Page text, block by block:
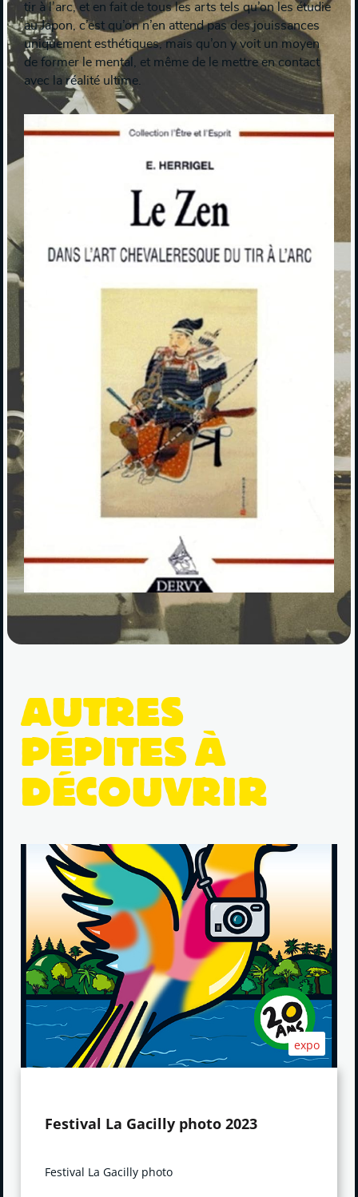
tir à l’arc, et en fait de tous les arts tels qu’on les étudie
au Japon, c’est qu’on n’en attend pas des jouissances
uniquement esthétiques, mais qu’on y voit un moyen
de former le mental, et même de le mettre en contact
avec la réalité ultime.
AUTRES
PÉPITES À
DÉCOUVRIR
expo
Festival La Gacilly photo 2023
Festival La Gacilly photo